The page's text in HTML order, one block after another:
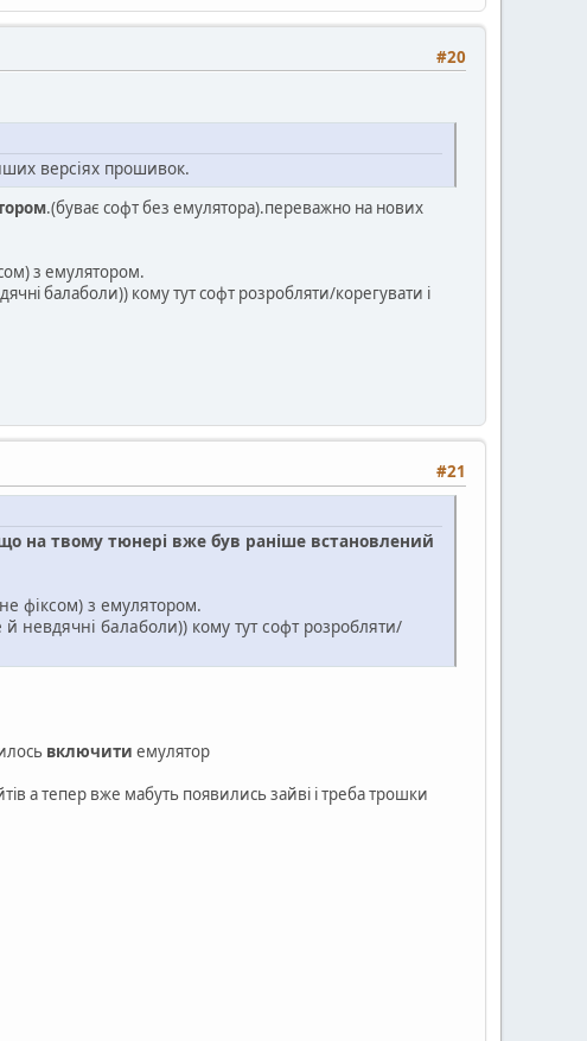
#20
версіях прошивок.
.(буває софт без емулятора).переважно на нових
з емулятором.
балаболи)) кому тут софт розробляти/корегувати і
#21
на твому тюнері вже був раніше встановлений
фіксом) з емулятором.
невдячні балаболи)) кому тут софт розробляти/
включити емулятор
а тепер вже мабуть появились зайві і треба трошки